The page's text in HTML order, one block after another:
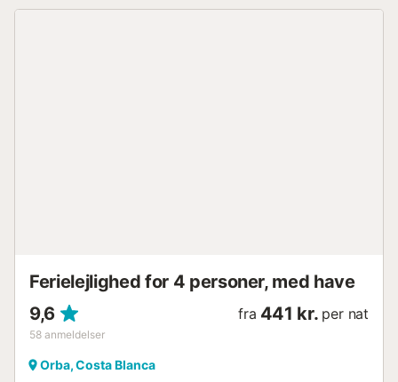
Ferielejlighed for 4 personer, med have
9,6
58 anmeldelser
fra 441 kr. per nat
Orba, Costa Blanca